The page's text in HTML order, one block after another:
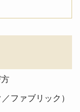
ファブリック）